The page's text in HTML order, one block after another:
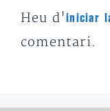
Heu d'iniciar
comentari.